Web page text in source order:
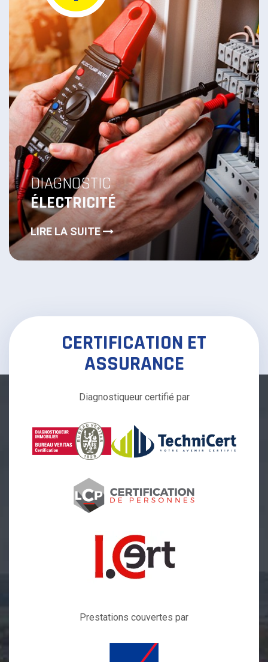
DIAGNOSTIC
ÉLECTRICITÉ
LIRE LA SUITE
CERTIFICATION ET
ASSURANCE
Diagnostiqueurcertifié par
Prestations couvertes par